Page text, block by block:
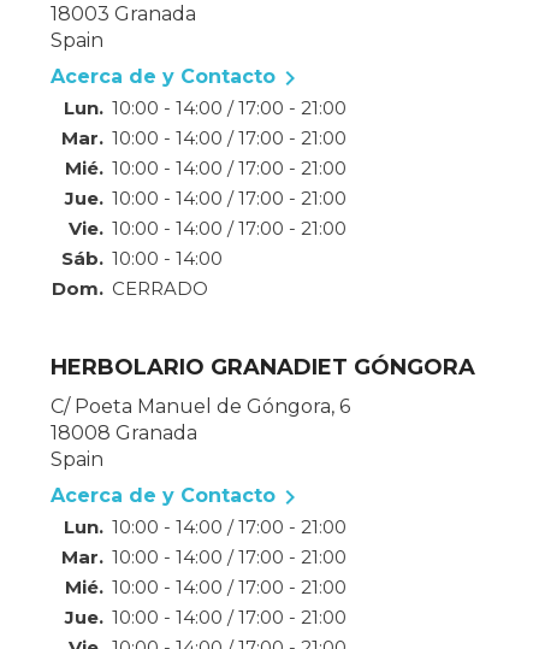
18003 Granada
Spain
Acerca de y Contacto 
Lun. 10:00 - 14:00 / 17:00 - 21:00
Mar. 10:00 - 14:00 / 17:00 - 21:00
Mié. 10:00 - 14:00 / 17:00 - 21:00
Jue. 10:00 - 14:00 / 17:00 - 21:00
Vie. 10:00 - 14:00 / 17:00 - 21:00
Sáb. 10:00 - 14:00
Dom. CERRADO
HERBOLARIO GRANADIET GÓNGORA
C/ Poeta Manuel de Góngora, 6
18008 Granada
Spain
Acerca de y Contacto 
Lun. 10:00 - 14:00 / 17:00 - 21:00
Mar. 10:00 - 14:00 / 17:00 - 21:00
Mié. 10:00 - 14:00 / 17:00 - 21:00
Jue. 10:00 - 14:00 / 17:00 - 21:00